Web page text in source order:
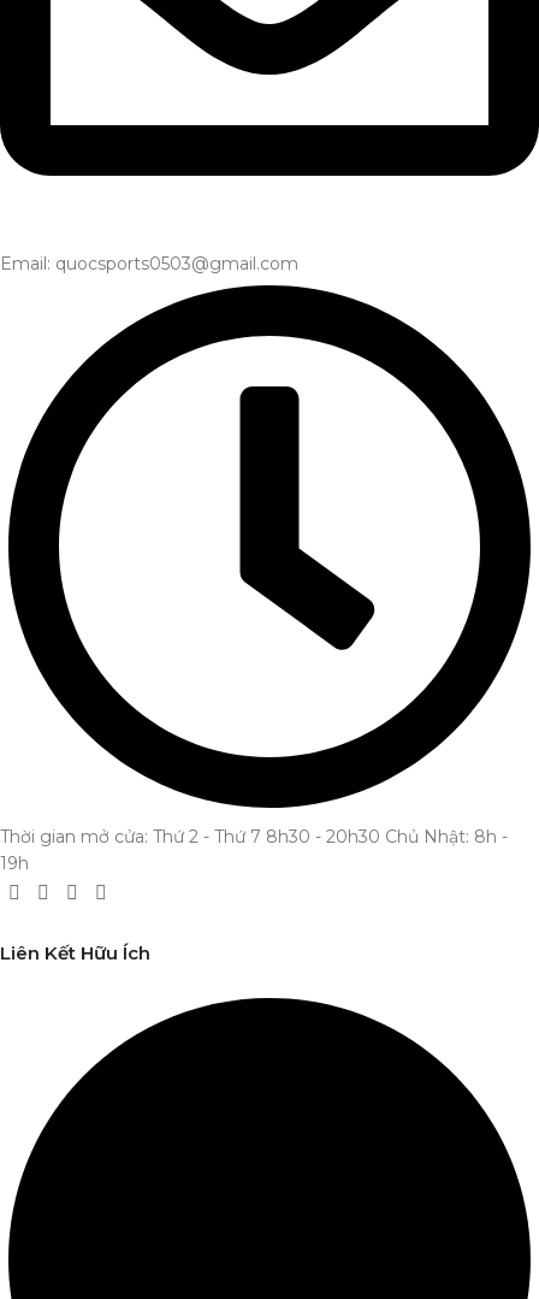
Email: quocsports0503@gmail.com
Thời gian mở cửa: Thứ 2 - Thứ 7 8h30 - 20h30 Chủ Nhật: 8h -
19h
Liên Kết Hữu Ích